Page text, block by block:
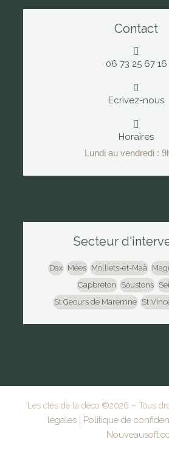
Contact
06 73 25 67 16
Ecrivez-nous
Horaires
Lundi au vendredi :
Secteur
Dax Mées Molliets-et-Maâ
Capbreton
Soustons
St Geours de Maremne St
Les clés de la déco ©2026 – Tous
légales
Politique de